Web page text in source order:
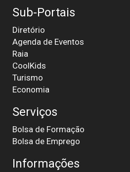
Sub-Portais
Diretório
Agenda de Eventos
Raia
CoolKids
Turismo
Economia
Serviços
Bolsa de Formação
Bolsa de Emprego
Informações